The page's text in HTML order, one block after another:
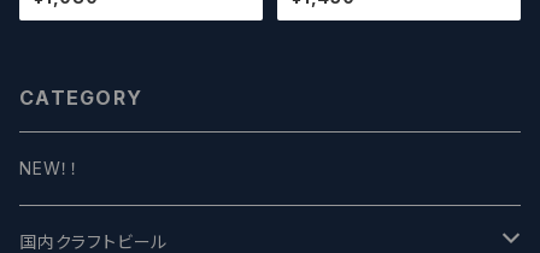
/ Definitive Elsewhere
CATEGORY
NEW！！
国内クラフトビール